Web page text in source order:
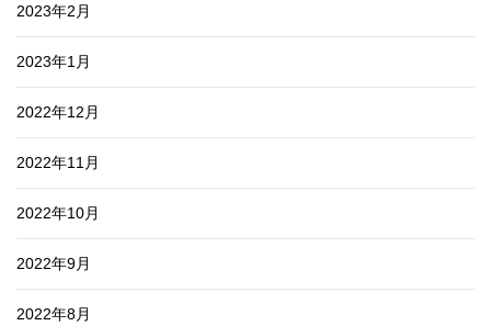
2023年2月
2023年1月
2022年12月
2022年11月
2022年10月
2022年9月
2022年8月